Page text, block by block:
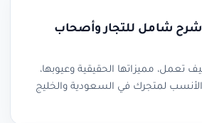
شامل للتجار وأصحاب
تعمل، مميزاتها الحقيقية وعيوبها،
لمتجرك في السعودية والخليج